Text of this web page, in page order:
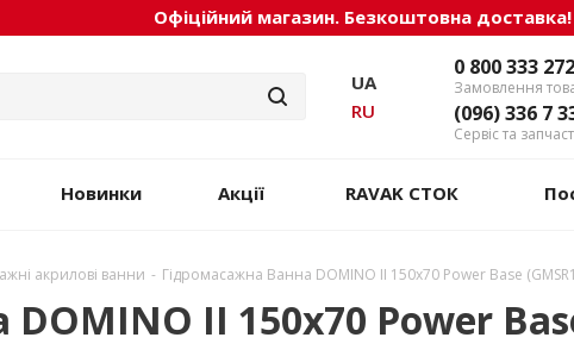
Офіційний магазин. Безкоштовна доставка!
0 800 333 272
Замовлення
(096) 336 7
Сервіс та
UA
RU
Новинки Акції RAVAK СТОК
акрилові ванни - Гідромасажна Ванна DOMINO II 150х70 Power Base
II 150х70 Power